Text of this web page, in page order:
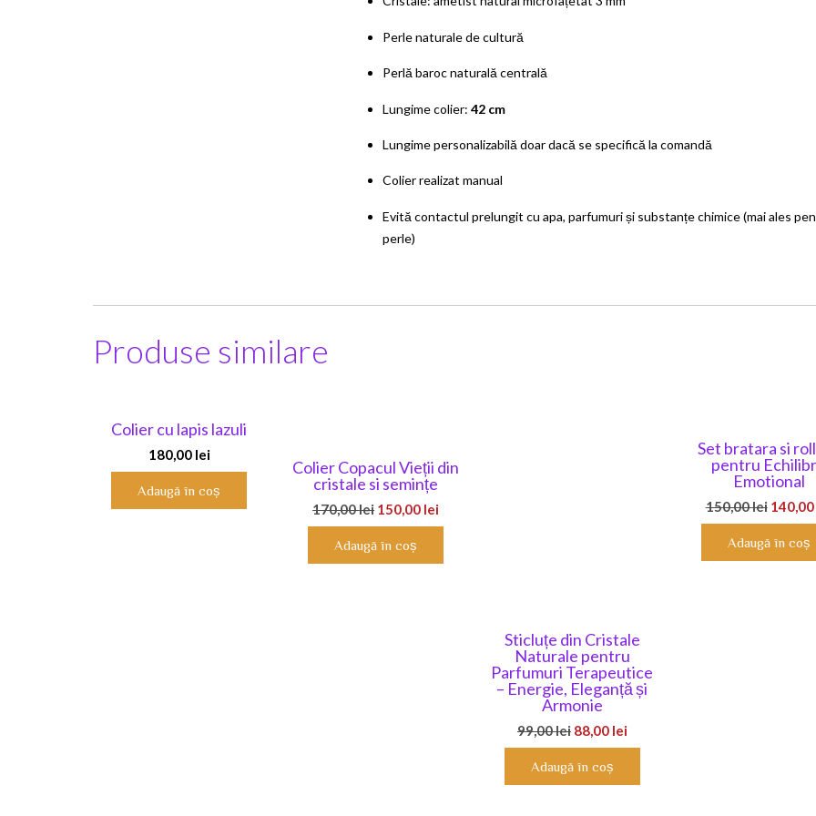
Perle naturale de cultură
Perlă baroc naturală centrală
Lungime colier:42 cm
Lungime personalizabilă doar dacă se specifică la comandă
Colier realizat manual
Evită contactul prelungit cu apa, parfumuri și substanțe chimice (mai ales
perle)
Produse similare
Colier cu lapis lazuli
180,00 lei
Adaugă în coș
Colier Copacul Vieții din
cristale si semințe
170,00lei Prețul
inițial
a
fost:
150,00 leiPrețul
curent
150,00 lei.
Adaugă în coș
Sticluțe din Cristale
Naturale pentru
Parfumuri Terapeutice
– Energie, Eleganță și
Armonie
99,00lei Prețul
inițial
a
fost:
88,00 leiPrețul
curent
88,00 lei.
Adaugă în coș
Set bratara si
pentru
Emotional
150,00lei Prețul
inițial
a
fost:
140,00
Adaugă în coș